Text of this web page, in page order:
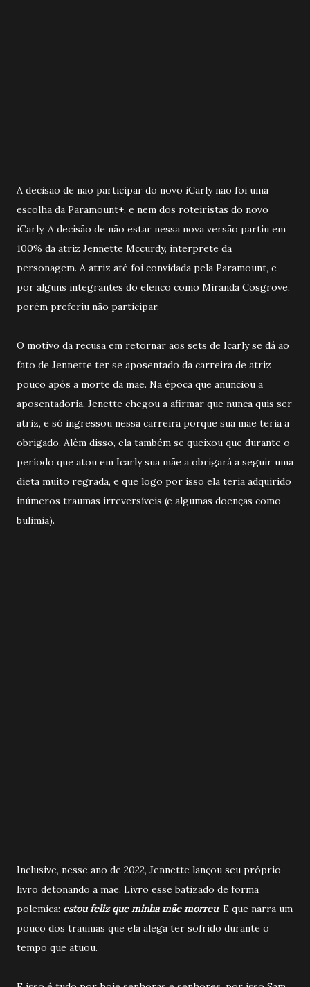
A decisão de não participar do novo iCarly não foi uma
escolha da Paramount+, e nem dos roteiristas do novo
iCarly. A decisão de não estar nessa nova versão partiu em
100% da atriz Jennette Mccurdy, interprete da
personagem. A atriz até foi convidada pela Paramount, e
por alguns integrantes do elenco como Miranda Cosgrove,
porém preferiu não participar.
O motivo da recusa em retornar aos sets de Icarly se dá ao
fato de Jennette ter se aposentado da carreira de atriz
pouco após a morte da mãe. Na época que anunciou a
aposentadoria, Jenette chegou a afirmar que nunca quis ser
atriz, e só ingressou nessa carreira porque sua mãe teria a
obrigado. Além disso, ela também se queixou que durante o
período que atou em Icarly sua mãe a obrigará a seguir uma
dieta muito regrada, e que logo por isso ela teria adquirido
inúmeros traumas irreversíveis (e algumas doenças como
bulimia).
Inclusive, nesse ano de 2022, Jennette lançou seu próprio
livro detonando a mãe. Livro esse batizado de forma
polemica: estou feliz que minha mãe morreu. E que narra um
pouco dos traumas que ela alega ter sofrido durante o
tempo que atuou.